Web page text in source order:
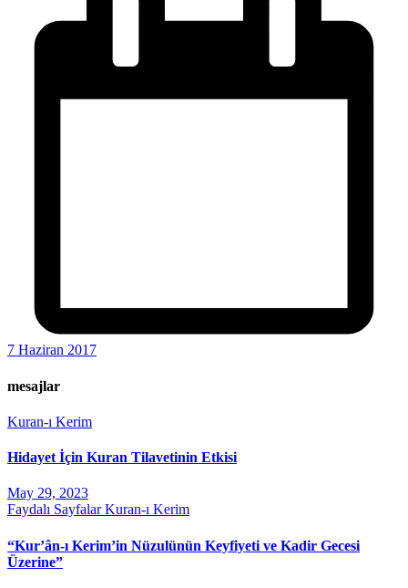
7 Haziran 2017
mesajlar
Kuran-ı Kerim
Hidayet İçin Kuran Tilavetinin Etkisi
May 29, 2023
Faydalı SayfalarKuran-ı Kerim
“Kur’ân-ı Kerim’in Nüzulünün Keyfiyeti ve Kadir Gecesi
Üzerine”